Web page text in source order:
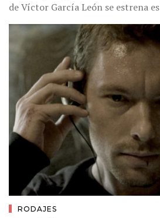
de Víctor García León se estrena
RODAJES